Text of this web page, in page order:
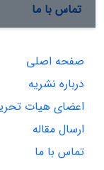
تماس با ما
صفحه اصلی
درباره نشریه
اعضای هیات
ارسال مقاله
تماس با ما